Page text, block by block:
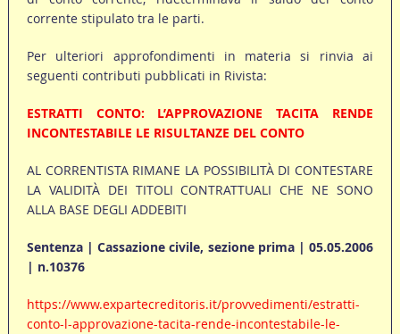
corrente stipulato tra le parti.
Per ulteriori approfondimenti in materia si rinvia ai
seguenti contributi pubblicati in Rivista:
ESTRATTI CONTO: L’APPROVAZIONE TACITA RENDE
INCONTESTABILE LE RISULTANZE DEL CONTO
AL CORRENTISTA RIMANE LA POSSIBILITÀ DI CONTESTARE
LA VALIDITÀ DEI TITOLI CONTRATTUALI CHE NE SONO
ALLA BASE DEGLI ADDEBITI
Sentenza | Cassazione civile, sezione prima | 05.05.2006
| n.10376
https://www.expartecreditoris.it/provvedimenti/estratti-
conto-l-approvazione-tacita-rende-incontestabile-le-